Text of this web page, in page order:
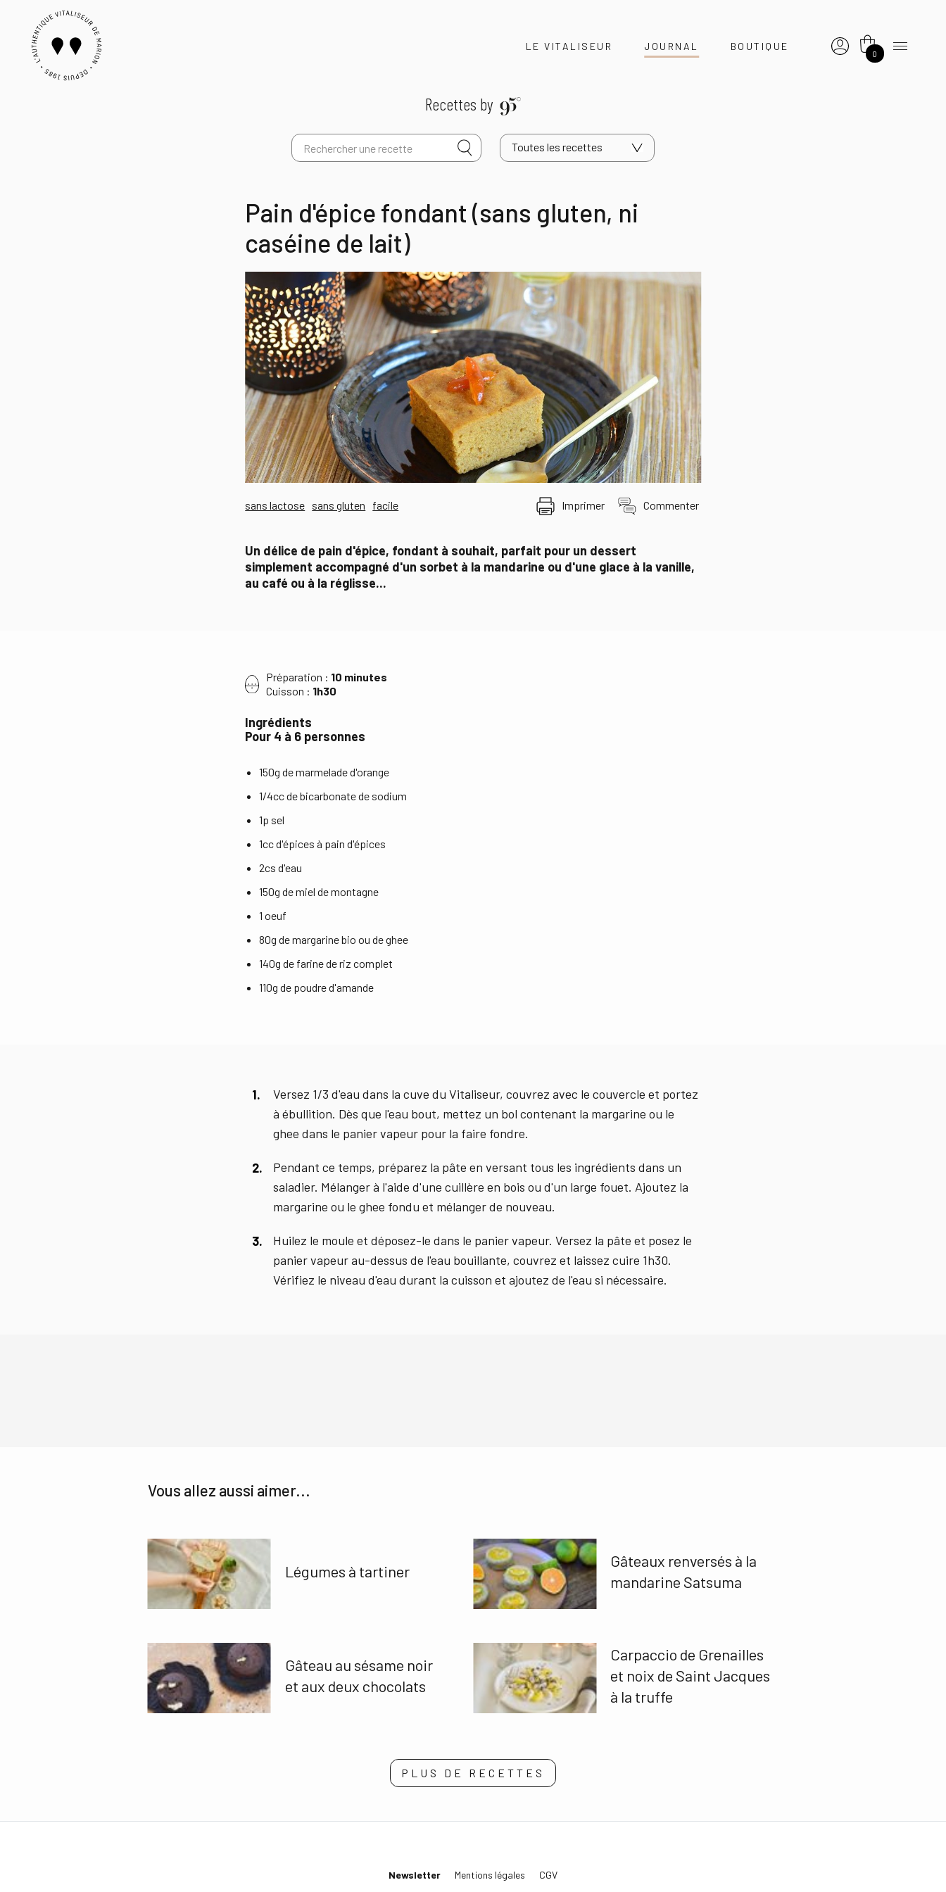
LE VITALISEUR JOURNAL BOUTIQUE
0
Recettes by
Toutes les recettes
Pain d'épice fondant (sans gluten, ni
caséine de lait)
sans lactose sans gluten facile Imprimer Commenter
Un délice de pain d'épice, fondant à souhait, parfait pour un dessert
simplement accompagné d'un sorbet à la mandarine ou d'une glace à la vanille,
au café ou à la réglisse...
Préparation : 10 minutes
Cuisson : 1h30
Ingrédients
Pour 4 à 6 personnes
150g de marmelade d'orange
1/4cc de bicarbonate de sodium
1p sel
1cc d'épices à pain d'épices
2cs d'eau
150g de miel de montagne
1 oeuf
80g de margarine bio ou de ghee
140g de farine de riz complet
110g de poudre d'amande
Versez 1/3 d'eau dans la cuve du Vitaliseur, couvrez avec le couvercle et portez
à ébullition. Dès que l'eau bout, mettez un bol contenant la margarine ou le
ghee dans le panier vapeur pour la faire fondre.
Pendant ce temps, préparez la pâte en versant tous les ingrédients dans un
saladier. Mélanger à l'aide d'une cuillère en bois ou d'un large fouet. Ajoutez la
margarine ou le ghee fondu et mélanger de nouveau.
Huilez le moule et déposez-le dans le panier vapeur. Versez la pâte et posez le
panier vapeur au-dessus de l'eau bouillante, couvrez et laissez cuire 1h30.
Vérifiez le niveau d'eau durant la cuisson et ajoutez de l'eau si nécessaire.
Vous allez aussi aimer...
Légumes à tartiner
Gâteaux renversés à la
mandarine Satsuma
Gâteau au sésame noir
et aux deux chocolats
Carpaccio de Grenailles
et noix de Saint Jacques
à la truffe
PLUS DE RECETTES
Newsletter Mentions légales CGV